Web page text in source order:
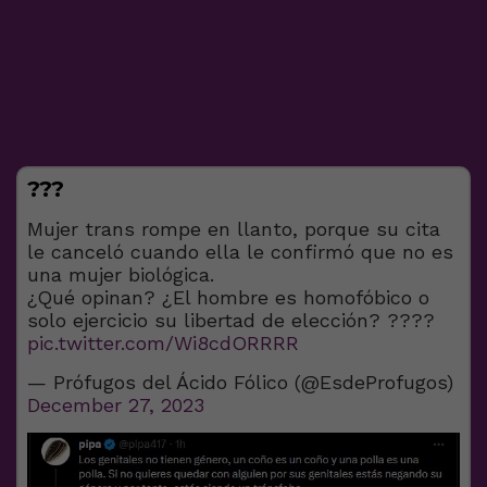
???
Mujer trans rompe en llanto, porque su cita
le canceló cuando ella le confirmó que no es
una mujer biológica.
¿Qué opinan? ¿El hombre es homofóbico o
solo ejercicio su libertad de elección? ????
pic.twitter.com/Wi8cdORRRR
— Prófugos del Ácido Fólico (@EsdeProfugos)
December 27, 2023